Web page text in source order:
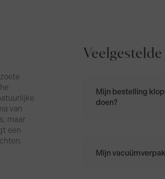
van
maar
een
Mijn bestelling
doen?
Mijn